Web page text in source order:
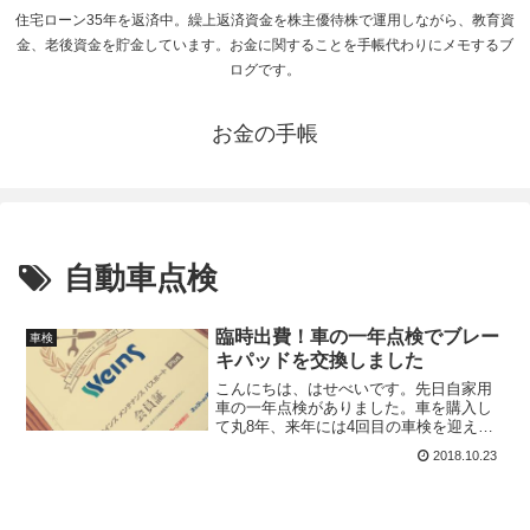
住宅ローン35年を返済中。繰上返済資金を株主優待株で運用しながら、教育資
金、老後資金を貯金しています。お金に関することを手帳代わりにメモするブ
ログです。
お金の手帳
自動車点検
車検
臨時出費！車の一年点検でブレー
キパッドを交換しました
こんにちは、はせべいです。先日自家用
車の一年点検がありました。車を購入し
て丸8年、来年には4回目の車検を迎えま
す。8年も経過すると点検、車検の度に交
換する部品が出てきますが、今のところ
2018.10.23